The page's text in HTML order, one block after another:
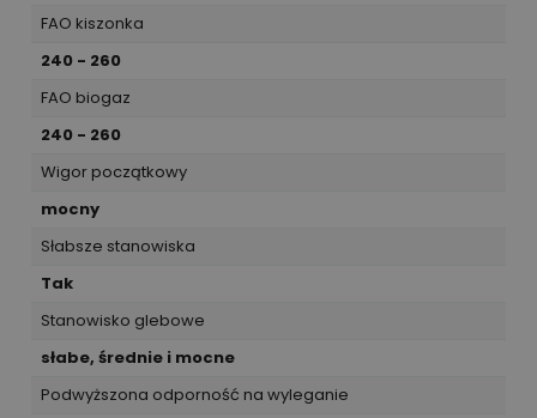
FAO kiszonka
240 - 260
FAO biogaz
240 - 260
Wigor początkowy
mocny
Słabsze stanowiska
Tak
Stanowisko glebowe
słabe, średnie i mocne
Podwyższona odporność na wyleganie